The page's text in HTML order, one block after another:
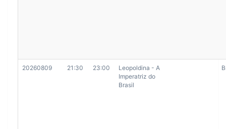
20260809 21:30 23:00
Leopoldina - A
Imperatriz do
Brasil